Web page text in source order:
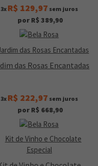
3x R$ 129,97 sem juros
por R$ 389,90
das Rosas Encantadas
3x R$ 222,97 sem juros
por R$ 668,90